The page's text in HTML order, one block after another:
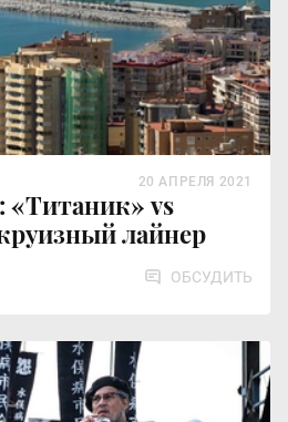
vs
лайнер
20 АПРЕЛЯ 2021
ОБСУДИТЬ